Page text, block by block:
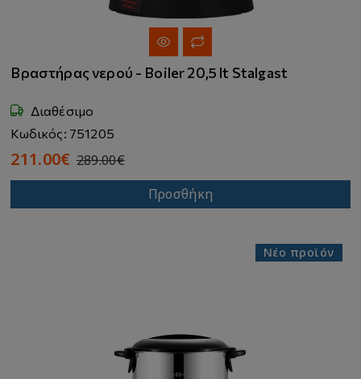
Βραστήρας νερού - Boiler 20,5 lt Stalgast
Διαθέσιμο
Κωδικός: 751205
211.00€ 289.00€
Προσθήκη
Νέο προϊόν